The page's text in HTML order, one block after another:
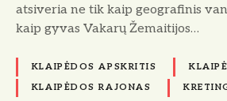
atsiveria ne tik kaip geografinis
kaip gyvas Vakarų Žemaitijos…
KLAIPĖDOS APSKRITIS
KLAIPĖDOS RAJONAS